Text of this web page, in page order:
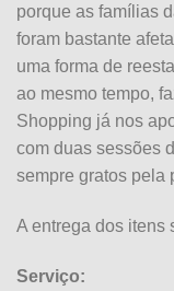
porque as famílias
foram bastante
uma forma de
ao mesmo tempo,
Shopping já nos
com duas sessões
sempre gratos pela
A entrega dos itens
Serviço: